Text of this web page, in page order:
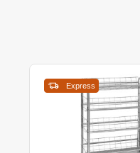
Express